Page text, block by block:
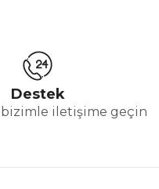
Destek
bizimle iletişime geçin